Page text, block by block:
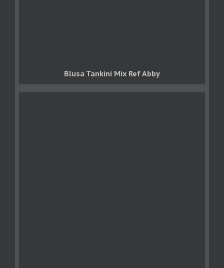
Blusa Tankini Mix Ref Abby